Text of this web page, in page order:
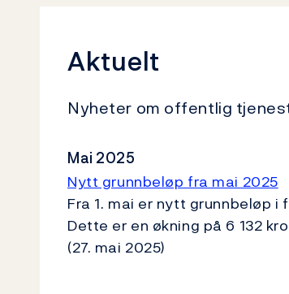
Aktuelt
Nyheter om offentlig
Mai 2025
Nytt grunnbeløp fra mai 2025
Fra 1. mai er nytt grunnbeløp i
Dette er en økning på 6 132
(27. mai 2025)